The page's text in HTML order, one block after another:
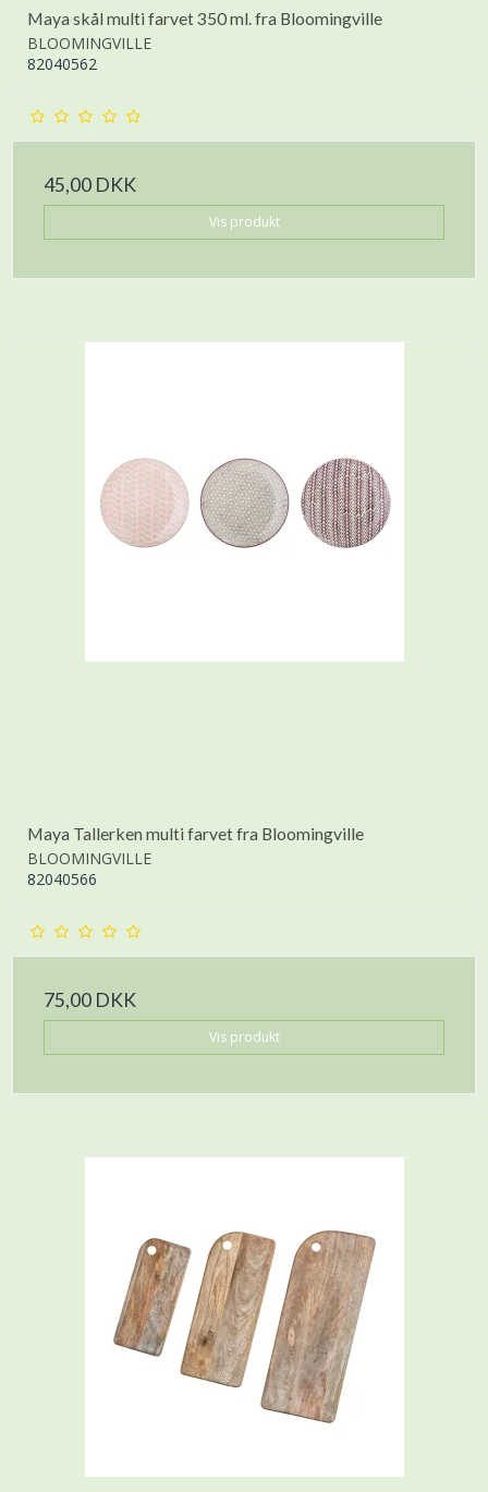
Maya skål multi farvet 350 ml. fra Bloomingville
BLOOMINGVILLE
82040562
45,00 DKK
Vis produkt
Maya Tallerken multi farvet fra Bloomingville
BLOOMINGVILLE
82040566
75,00 DKK
Vis produkt